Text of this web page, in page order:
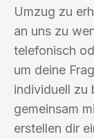
Umzug zu
an uns zu
telefonisch
um deine
individuell zu
gemeinsam
erstellen dir